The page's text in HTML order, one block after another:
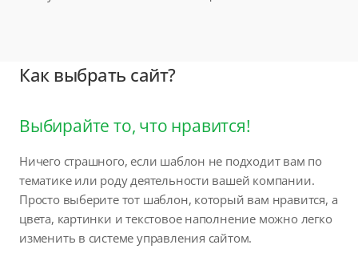
Как выбрать сайт?
Выбирайте то, что нравится!
Ничего страшного, если шаблон не подходит вам по
тематике или роду деятельности вашей компании.
Просто выберите тот шаблон, который вам нравится, а
цвета, картинки и текстовое наполнение можно легко
изменить в системе управления сайтом.